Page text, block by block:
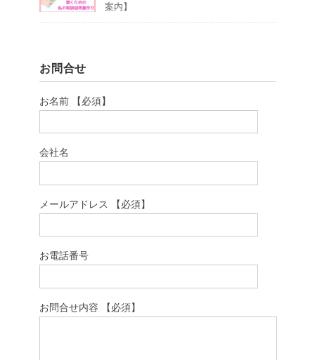
案内】
お問合せ
お名前 【必須】
会社名
メールアドレス 【必須】
お電話番号
お問合せ内容 【必須】